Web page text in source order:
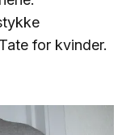
for kvinder.